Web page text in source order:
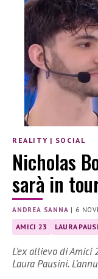
REALITY | SOCIAL
Nicholas
sarà in
ANDREA SANNA | 6
AMICI 23 LAURA
L’ex allievo di Amici
Laura Pausini.